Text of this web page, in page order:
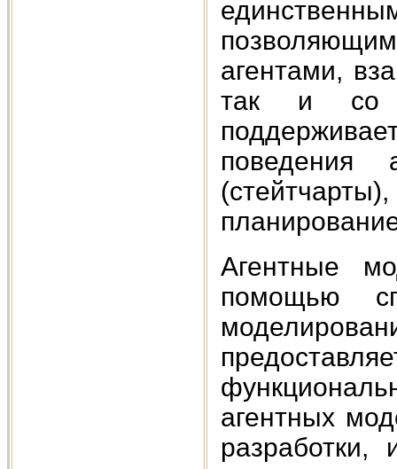
агентами,
так и со
поведения
Агентные
помощью
агентных